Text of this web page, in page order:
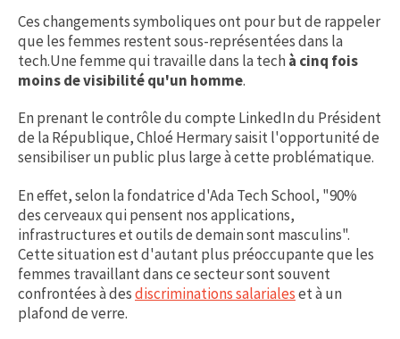
Ces changements symboliques ont pour but de rappeler
que les femmes restent sous-représentées dans la
tech.Une femme qui travaille dans la techà cinq fois
moins de visibilité qu'un homme.
En prenant le contrôle du compte LinkedIn du Président
de la République, Chloé Hermary saisit l'opportunité de
sensibiliser un public plus large à cette problématique.
En effet, selon la fondatrice d'Ada Tech School, "90%
des cerveaux qui pensent nos applications,
infrastructures et outils de demain sont masculins".
Cette situation est d'autant plus préoccupante que les
femmes travaillant dans ce secteur sont souvent
confrontées à desdiscriminations salarialeset à un
plafond de verre.